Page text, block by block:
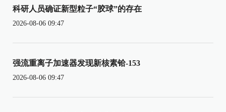
科研人员确证新型粒子“胶球”的存在
2026-08-06 09:47
强流重离子加速器发现新核素铪-153
2026-08-06 09:47